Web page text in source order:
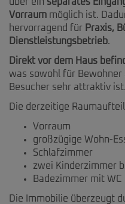
Vorraum möglich ist.
hervorragend für Praxis,
Dienstleistungsbetrieb.
Direkt vor dem Haus
was sowohl für Bewohner
Besucher sehr attraktiv ist.
Die derzeitige
Vorraum
großzügige Wohn-
Schlafzimmer
zwei Kinderzimmer
Badezimmer mit WC
Die Immobilie überzeugt